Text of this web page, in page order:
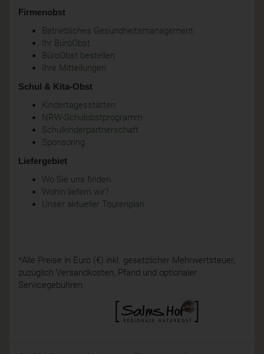
Firmenobst
Betriebliches Gesundheitsmanagement
Ihr BüroObst
BüroObst bestellen
Ihre Mitteilungen
Schul & Kita-Obst
Kindertagesstätten
NRW-Schulobstprogramm
Schulkinderpartnerschaft
Sponsoring
Liefergebiet
Wo Sie uns finden
Wohin liefern wir?
Unser aktueller Tourenplan
*Alle Preise in Euro (€) inkl. gesetzlicher Mehrwertsteuer,
zuzüglich Versandkosten, Pfand und optionaler
Servicegebühren.